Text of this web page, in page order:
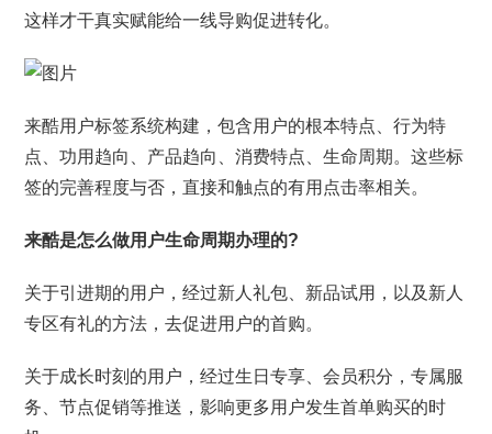
这样才干真实赋能给一线导购促进转化。
来酷用户标签系统构建，包含用户的根本特点、行为特
点、功用趋向、产品趋向、消费特点、生命周期。这些标
签的完善程度与否，直接和触点的有用点击率相关。
来酷是怎么做用户生命周期办理的?
关于引进期的用户，经过新人礼包、新品试用，以及新人
专区有礼的方法，去促进用户的首购。
关于成长时刻的用户，经过生日专享、会员积分，专属服
务、节点促销等推送，影响更多用户发生首单购买的时